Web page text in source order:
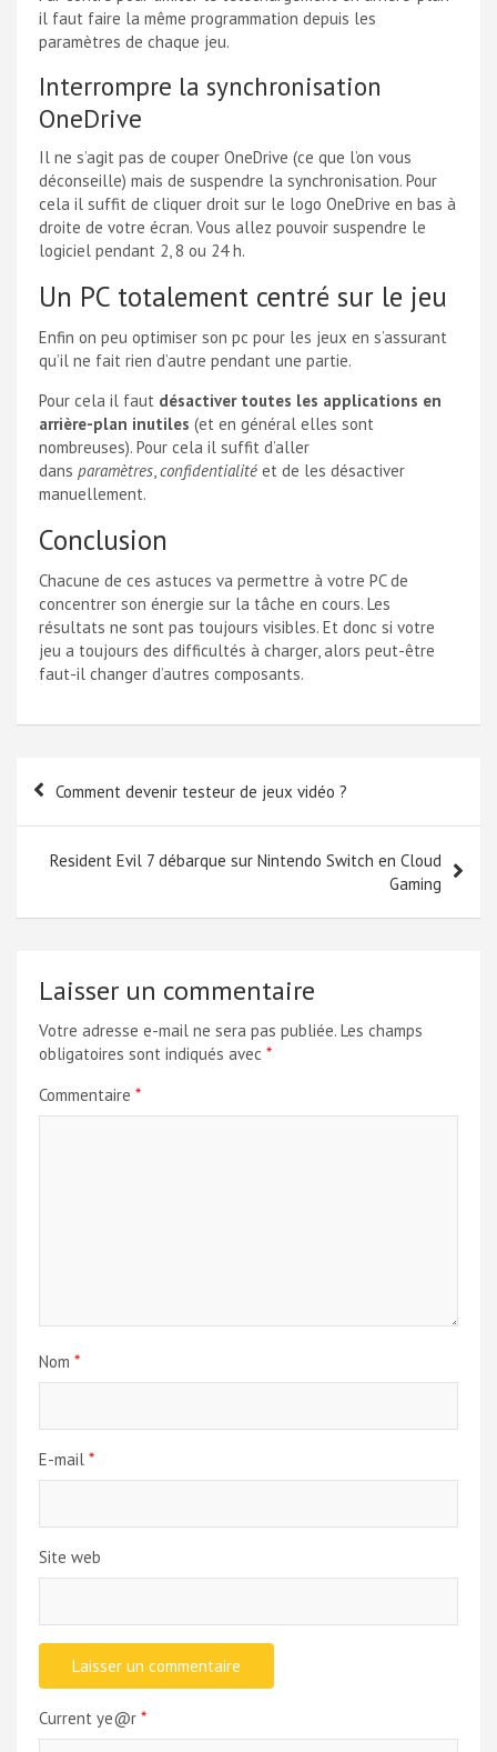
il faut faire la même programmation depuis les
paramètres de chaque jeu.
Interrompre la synchronisation
OneDrive
Il ne s’agit pas de couper OneDrive (ce que l’on vous
déconseille) mais de suspendre la synchronisation. Pour
cela il suffit de cliquer droit sur le logo OneDrive en bas à
droite de votre écran. Vous allez pouvoir suspendre le
logiciel pendant 2, 8 ou 24 h.
Un PC totalement centré sur le jeu
Enfin on peu optimiser son pc pour les jeux en s’assurant
qu’il ne fait rien d’autre pendant une partie.
Pour cela il faut désactiver toutes les applications en
arrière-plan inutiles (et en général elles sont
nombreuses). Pour cela il suffit d’aller
dans paramètres confidentialité et de les désactiver
manuellement.
Conclusion
Chacune de ces astuces va permettre à votre PC de
concentrer son énergie sur la tâche en cours. Les
résultats ne sont pas toujours visibles. Et donc si votre
jeu a toujours des difficultés à charger, alors peut-être
faut-il changer d’autres composants.
Navigation
l’article
Comment devenir testeur de jeux vidéo ?
Resident Evil 7 débarque sur Nintendo Switch en Cloud
Gaming
Laisser un commentaire
Votre adresse e-mail ne sera pas publiée. Les champs
obligatoires sont indiqués avec *
Commentaire *
Nom *
E-mail *
Site web
Current ye@r *